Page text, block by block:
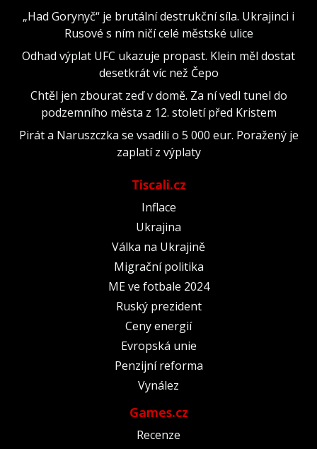
„Had Gorynyč“ je brutální destrukční síla. Ukrajinci i
Rusové s ním ničí celé městské ulice
Odhad výplat UFC ukazuje propast. Klein měl dostat
desetkrát víc než Čepo
Chtěl jen zbourat zeď v domě. Za ní vedl tunel do
podzemního města z 12. století před Kristem
Pirát a Naruszczka se vsadili o 5 000 eur. Poražený je
zaplatí z výplaty
Tiscali.cz
Inflace
Ukrajina
Válka na Ukrajině
Migrační politika
ME ve fotbale 2024
Ruský prezident
Ceny energií
Evropská unie
Penzijní reforma
Vynález
Games.cz
Recenze